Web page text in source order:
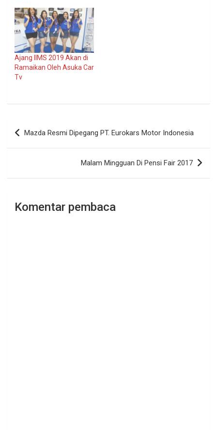
Ajang IIMS 2019 Akan di
Ramaikan Oleh Asuka Car
Tv
Navigasi
pos
Mazda Resmi Dipegang PT. Eurokars Motor Indonesia
Malam Mingguan Di Pensi Fair 2017
Komentar pembaca